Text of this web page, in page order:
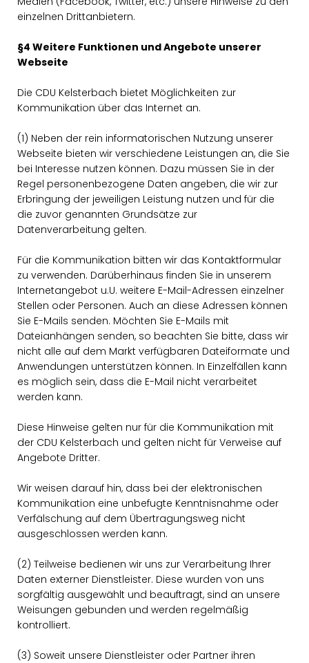
einzelnen Drittanbietern.
§4 Weitere Funktionen und Angebote unserer
Webseite
Die CDU Kelsterbach bietet Möglichkeiten zur
Kommunikation über das Internet an.
(1) Neben der rein informatorischen Nutzung unserer
Webseite bieten wir verschiedene Leistungen an, die Sie
bei Interesse nutzen können. Dazu müssen Sie in der
Regel personenbezogene Daten angeben, die wir zur
Erbringung der jeweiligen Leistung nutzen und für die
die zuvor genannten Grundsätze zur
Datenverarbeitung gelten.
Für die Kommunikation bitten wir das Kontaktformular
zu verwenden. Darüberhinaus finden Sie in unserem
Internetangebot u.U. weitere E-Mail-Adressen einzelner
Stellen oder Personen. Auch an diese Adressen können
Sie E-Mails senden. Möchten Sie E-Mails mit
Dateianhängen senden, so beachten Sie bitte, dass wir
nicht alle auf dem Markt verfügbaren Dateiformate und
Anwendungen unterstützen können. In Einzelfällen kann
es möglich sein, dass die E-Mail nicht verarbeitet
werden kann.
Diese Hinweise gelten nur für die Kommunikation mit
der CDU Kelsterbach und gelten nicht für Verweise auf
Angebote Dritter.
Wir weisen darauf hin, dass bei der elektronischen
Kommunikation eine unbefugte Kenntnisnahme oder
Verfälschung auf dem Übertragungsweg nicht
ausgeschlossen werden kann.
(2) Teilweise bedienen wir uns zur Verarbeitung Ihrer
Daten externer Dienstleister. Diese wurden von uns
sorgfältig ausgewählt und beauftragt, sind an unsere
Weisungen gebunden und werden regelmäßig
kontrolliert.
(3) Soweit unsere Dienstleister oder Partner ihren